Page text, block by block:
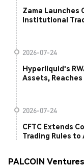
Zama Launches
Institutional
2026-07-24
Hyperliquid's
Assets, Reaches
2026-07-24
CFTC Extends
Trading Rules to
PALCOIN